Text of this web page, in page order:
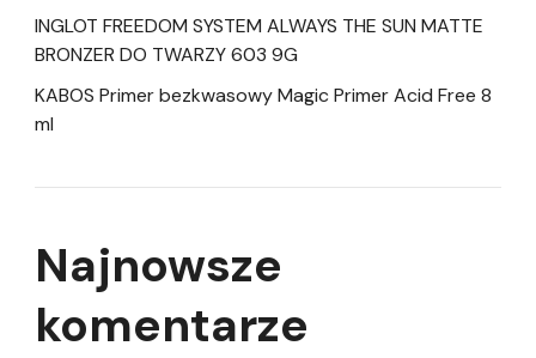
INGLOT FREEDOM SYSTEM ALWAYS THE SUN MATTE
BRONZER DO TWARZY 603 9G
KABOS Primer bezkwasowy Magic Primer Acid Free 8
ml
Najnowsze
komentarze